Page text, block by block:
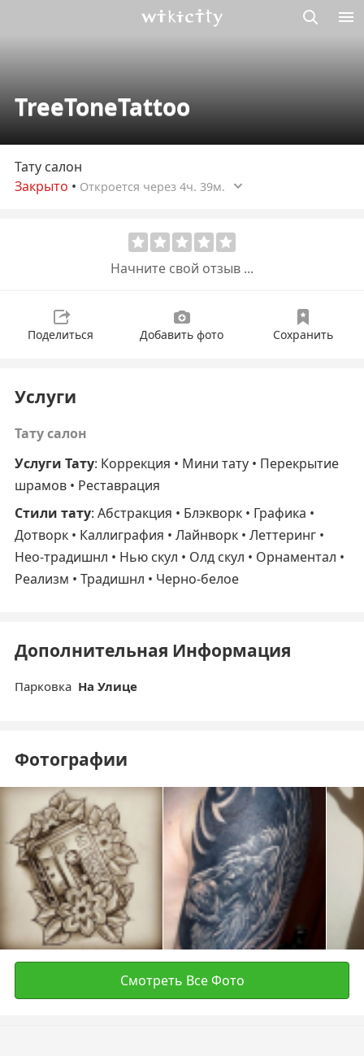
TreeToneTattoo
Тату салон
Закрыто • Откроется через 4ч. 39м.
Начните свой отзыв ...
Поделиться Добавить фото Сохранить
Услуги
Тату салон
Услуги Тату: Коррекция • Мини тату • Перекрытие
шрамов • Реставрация
Стили тату: Абстракция • Блэкворк • Графика •
Дотворк • Каллиграфия • Лайнворк • Леттеринг •
Нео-традишнл • Нью скул • Олд скул • Орнаментал •
Реализм • Традишнл • Черно-белое
Дополнительная Информация
Парковка На Улице
Фотографии
Смотреть Все Фото